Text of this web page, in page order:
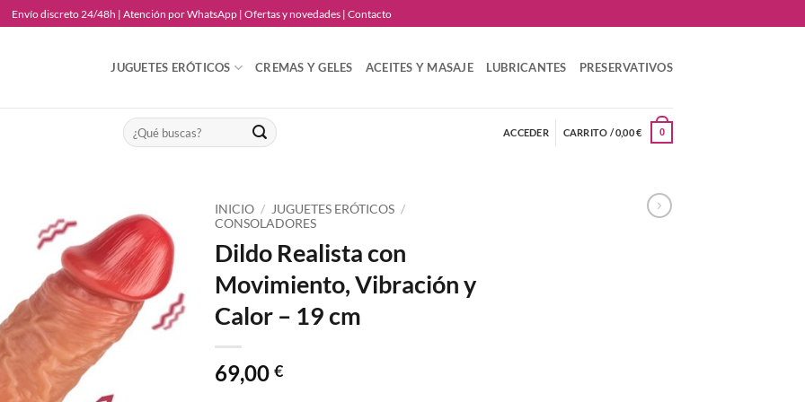
Envío discreto 24/48h | Atención por WhatsApp | Ofertas y novedades | Contacto
JUGUETES ERÓTICOS CREMAS Y GELES ACEITES Y MASAJE LUBRICANTES PRESERVATIVOS
Buscar
por:
ACCEDER CARRITO /0,00€ 0
Añadir
a la
lista
de
deseos
INICIO / JUGUETES ERÓTICOS /
CONSOLADORES
Dildo Realista con
Movimiento, Vibración y
Calor – 19 cm
69,00 €